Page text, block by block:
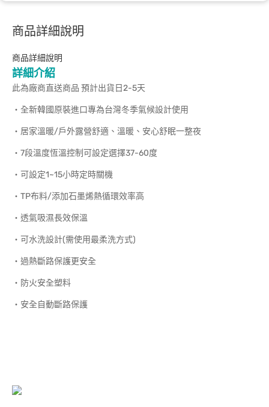
商品詳細說明
商品詳細說明
詳細介紹
此為廠商直送商品 預計出貨日2-5天
‧全新韓國原裝進口專為台灣冬季氣候設計使用
‧居家溫暖/戶外露營舒適、溫暖、安心舒眠一整夜
‧7段溫度恆溫控制可設定選擇37-60度
‧可設定1~15小時定時關機
‧TP布料/添加石墨烯熱循環效率高
‧透氣吸濕長效保溫
‧可水洗設計(需使用最柔洗方式)
‧過熱斷路保護更安全
‧防火安全塑料
‧安全自動斷路保護